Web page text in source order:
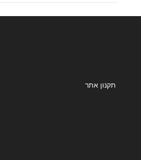
תקנון אתר